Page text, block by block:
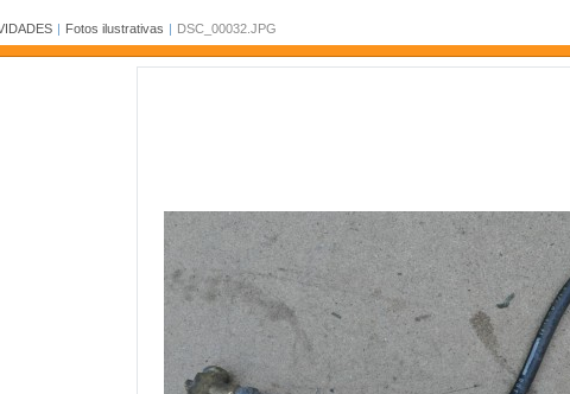
| Fotos ilustrativas | DSC_00032.JPG